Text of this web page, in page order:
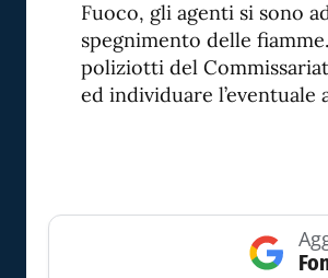
Fuoco, gli agenti si sono
spegnimento delle
poliziotti del
ed individuare l’eventuale